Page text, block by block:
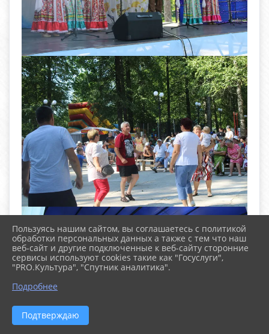
Пользуясь нашим сайтом, вы соглашаетесь с политикой
обработки персональных данных а также с тем что наш
веб-сайт и другие подключенные к веб-сайту сторонние
сервисы используют cookies такие как "Госуслуги",
"PRO.Культура", "Спутник аналитика".
Подробнее
Подтверждаю